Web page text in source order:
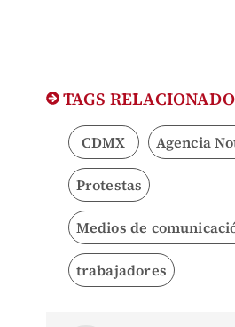
TAGS
CDMX Agencia
Protestas
Medios de
trabajadores